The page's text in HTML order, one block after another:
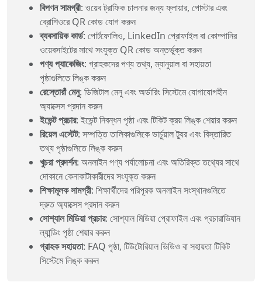
বিপণন সামগ্রী: ওয়েব ট্রাফিক চালনার জন্য ফ্লায়ার, পোস্টার এবং
ব্রোশিওরে QR কোড যোগ করুন
ব্যবসায়িক কার্ড: পোর্টফোলিও, LinkedIn প্রোফাইল বা কোম্পানির
ওয়েবসাইটের সাথে সংযুক্ত QR কোড অন্তর্ভুক্ত করুন
পণ্য প্যাকেজিং: গ্রাহকদের পণ্য তথ্য, ম্যানুয়াল বা সহায়তা
পৃষ্ঠাগুলিতে লিঙ্ক করুন
রেস্তোরাঁ মেনু: ডিজিটাল মেনু এবং অর্ডারিং সিস্টেমে যোগাযোগহীন
অ্যাক্সেস প্রদান করুন
ইভেন্ট প্রচার: ইভেন্ট নিবন্ধন পৃষ্ঠা এবং টিকিট ক্রয় লিঙ্ক শেয়ার করুন
রিয়েল এস্টেট: সম্পত্তি তালিকাগুলিকে ভার্চুয়াল ট্যুর এবং বিস্তারিত
তথ্য পৃষ্ঠাগুলিতে লিঙ্ক করুন
খুচরা প্রদর্শন: অনলাইন পণ্য পর্যালোচনা এবং অতিরিক্ত তথ্যের সাথে
দোকানে কেনাকাটাকারীদের সংযুক্ত করুন
শিক্ষামূলক সামগ্রী: শিক্ষার্থীদের পরিপূরক অনলাইন সংস্থানগুলিতে
দ্রুত অ্যাক্সেস প্রদান করুন
সোশ্যাল মিডিয়া প্রচার: সোশ্যাল মিডিয়া প্রোফাইল এবং প্রচারাভিযান
ল্যান্ডিং পৃষ্ঠা শেয়ার করুন
গ্রাহক সহায়তা: FAQ পৃষ্ঠা, টিউটোরিয়াল ভিডিও বা সহায়তা টিকিট
সিস্টেমে লিঙ্ক করুন